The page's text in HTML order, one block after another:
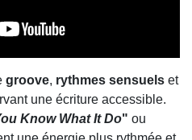
groove, rythmes sensuels et
une écriture accessible.
Know What It Do" ou